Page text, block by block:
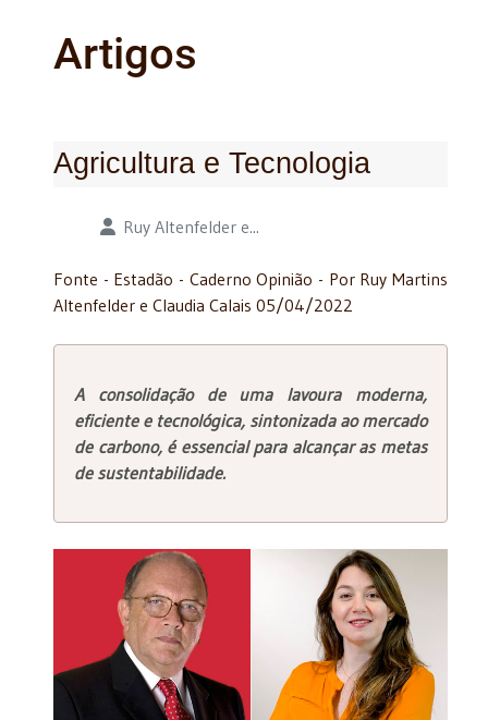
Artigos
Agricultura e Tecnologia
Detalhes Ruy Altenfelder e...
Fonte - Estadão - Caderno Opinião - Por Ruy Martins
Altenfelder e Claudia Calais 05/04/2022
A consolidação de uma lavoura moderna,
eficiente e tecnológica, sintonizada ao mercado
de carbono, é essencial para alcançar as metas
de sustentabilidade.